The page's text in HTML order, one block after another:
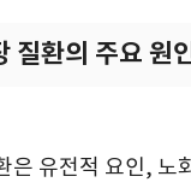
질환의 주요 원
은 유전적 요인, 노